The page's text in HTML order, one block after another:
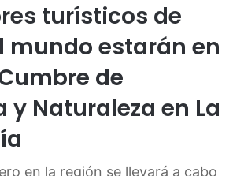
turísticos de
mundo estarán en
de
y Naturaleza en La
en la región se llevará a cabo